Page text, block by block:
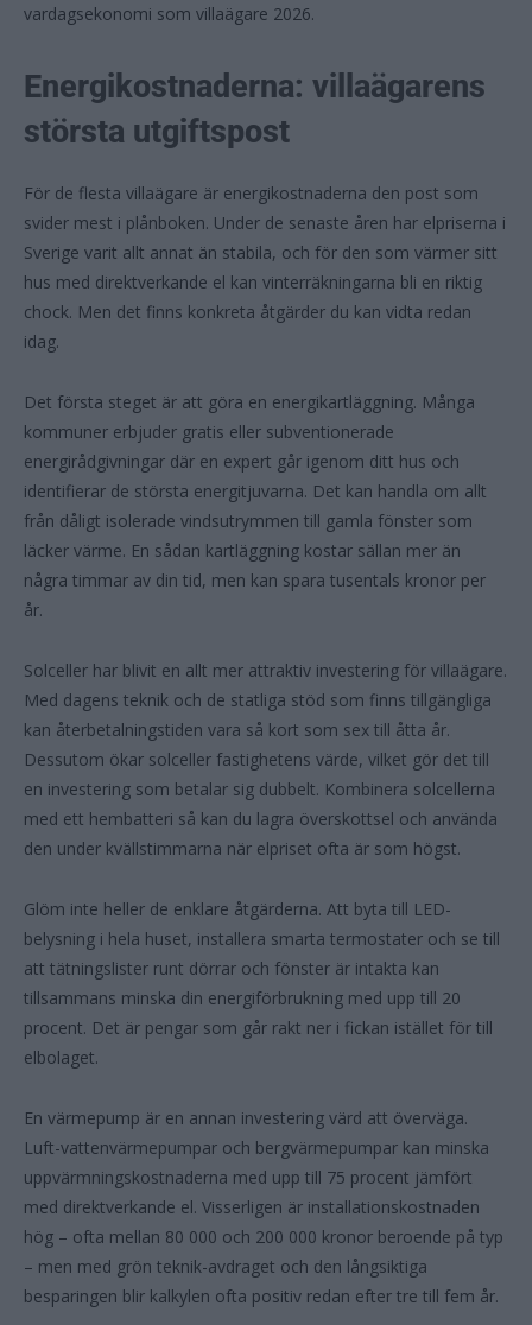
vardagsekonomi som villaägare 2026.
Energikostnaderna: villaägarens
största utgiftspost
För de flesta villaägare är energikostnaderna den post som
svider mest i plånboken. Under de senaste åren har elpriserna i
Sverige varit allt annat än stabila, och för den som värmer sitt
hus med direktverkande el kan vinterräkningarna bli en riktig
chock. Men det finns konkreta åtgärder du kan vidta redan
idag.
Det första steget är att göra en energikartläggning. Många
kommuner erbjuder gratis eller subventionerade
energirådgivningar där en expert går igenom ditt hus och
identifierar de största energitjuvarna. Det kan handla om allt
från dåligt isolerade vindsutrymmen till gamla fönster som
läcker värme. En sådan kartläggning kostar sällan mer än
några timmar av din tid, men kan spara tusentals kronor per
år.
Solceller har blivit en allt mer attraktiv investering för villaägare.
Med dagens teknik och de statliga stöd som finns tillgängliga
kan återbetalningstiden vara så kort som sex till åtta år.
Dessutom ökar solceller fastighetens värde, vilket gör det till
en investering som betalar sig dubbelt. Kombinera solcellerna
med ett hembatteri så kan du lagra överskottsel och använda
den under kvällstimmarna när elpriset ofta är som högst.
Glöm inte heller de enklare åtgärderna. Att byta till LED-
belysning i hela huset, installera smarta termostater och se till
att tätningslister runt dörrar och fönster är intakta kan
tillsammans minska din energiförbrukning med upp till 20
procent. Det är pengar som går rakt ner i fickan istället för till
elbolaget.
En värmepump är en annan investering värd att överväga.
Luft-vattenvärmepumpar och bergvärmepumpar kan minska
uppvärmningskostnaderna med upp till 75 procent jämfört
med direktverkande el. Visserligen är installationskostnaden
hög – ofta mellan 80 000 och 200 000 kronor beroende på typ
– men med grön teknik-avdraget och den långsiktiga
besparingen blir kalkylen ofta positiv redan efter tre till fem år.